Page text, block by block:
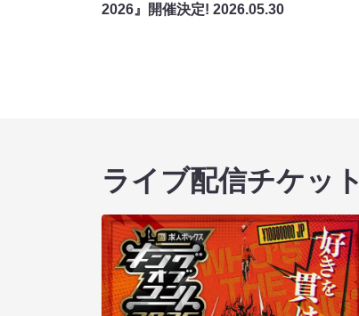
2026』開催決定! 2026.05.30
ライブ配信チケット